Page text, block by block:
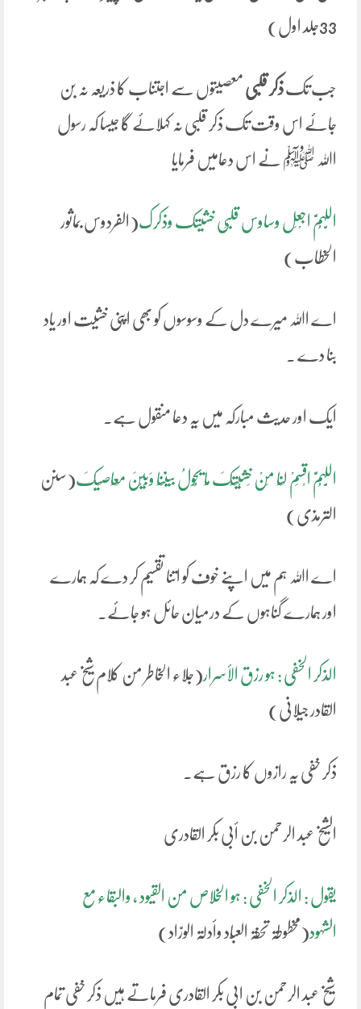
33جلد اول)
جب تکذکر قلبی معصیتوں سے اجتناب کا ذریعہ نہ بن
جائے اس وقت تک ذکر قلبی نہ کہلائے گا جیسا کہ رسول
اﷲ ﷺ نے اس دعامیں فرمایا
اللَّہُمَّ اجْعَل وساوس قلبِی خشیتک وذکرک(الفردوس بماثور
الخطاب)
اے اﷲ میرے دل کے وسوسوں کو بھی اپنی خشیت اور یاد
بنا دے ۔
ایک اور حدیث مبارکہ میں یہ دعا منقول ہے۔
اللَّہُمَّ اقْسِمْ لَنَا مِنْ خَشْیَتِکَ مَا یَحُولُ بَیْنَنَا وَبَیْنَ مَعَاصِیکَ(سنن
الترمذی)
اے اﷲ ہم میں اپنے خوف کو اتنا تقسیم کر دے کہ ہمارے
اور ہمارے گناہوں کے درمیان حائل ہو جائے۔
الذکر الخفی : ہو رزق الأسرار(جلاء الخاطر من کلام شیخ عبد
القادر جیلانی)
ذکر خفی یہ رازوں کا رزق ہے۔
الشیخ عبد الرحمن بن أبی بکر القادری
یقول : الذکر الخفی : ہو الخلاص من القیود ، والبقاء مع
الشہود(مخطوطۃ تحفۃ العبّاد وأدلۃ الورّاد)
شیخ عبد الرحمن بن ابی بکر القادری فرماتے ہیں ذکر خفی تمام